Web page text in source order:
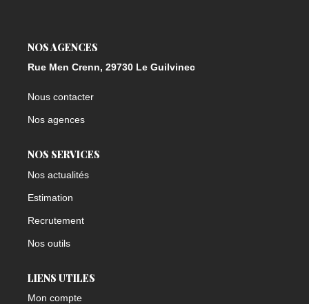
NOS AGENCES
Rue Men Crenn, 29730 Le Guilvinec
Nous contacter
Nos agences
NOS SERVICES
Nos actualités
Estimation
Recrutement
Nos outils
LIENS UTILES
Mon compte